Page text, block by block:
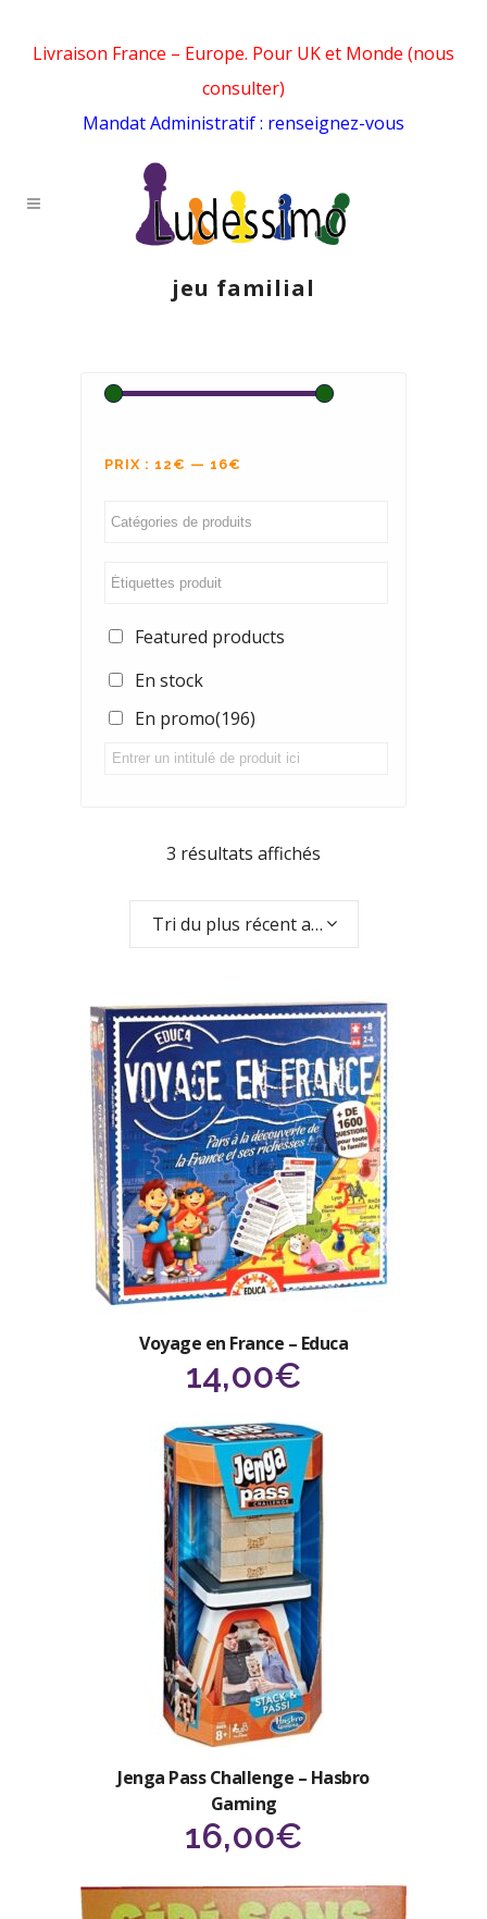
Livraison France – Europe. Pour UK et Monde (nous
consulter)
Mandat Administratif : renseignez-vous
jeu familial
PRIX : 12€ — 16€
Featured products
En stock
En promo(196)
3 résultats affichés
Tri du plus récent au plus ancien
Voyage en France – Educa
14,00€
Jenga Pass Challenge – Hasbro
Gaming
16,00€